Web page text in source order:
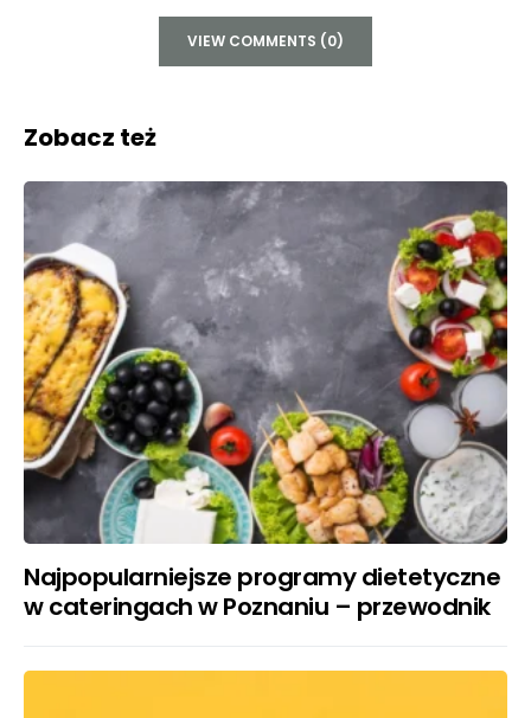
VIEW COMMENTS (0)
Zobacz też
Najpopularniejsze programy dietetyczne
w cateringach w Poznaniu – przewodnik